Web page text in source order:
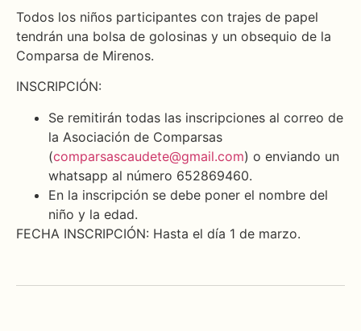
Todos los niños participantes con trajes de papel
tendrán una bolsa de golosinas y un obsequio de la
Comparsa de Mirenos.
INSCRIPCIÓN:
Se remitirán todas las inscripciones al correo de
la Asociación de Comparsas
(comparsascaudete@gmail.com) o enviando un
whatsapp al número 652869460.
En la inscripción se debe poner el nombre del
niño y la edad.
FECHA INSCRIPCIÓN: Hasta el día 1 de marzo.